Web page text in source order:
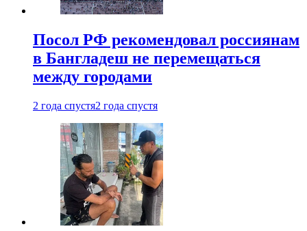
Посол РФ рекомендовал россиянам
в Бангладеш не перемещаться
между городами
2 года спустя2 года спустя